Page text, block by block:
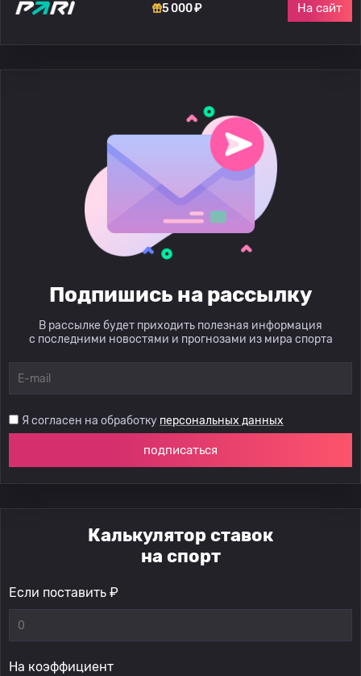
5 000 ₽ На сайт
Подпишись на рассылку
В рассылке будет приходить полезная информация
с последними новостями и прогнозами из мира спорта
Я согласен на обработку персональных данных
подписаться
Калькулятор ставок
на спорт
Если поставить ₽
На коэффициент